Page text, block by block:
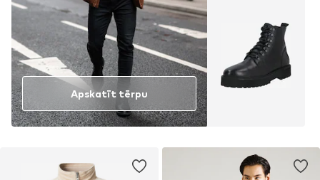
Apskatīt tērpu